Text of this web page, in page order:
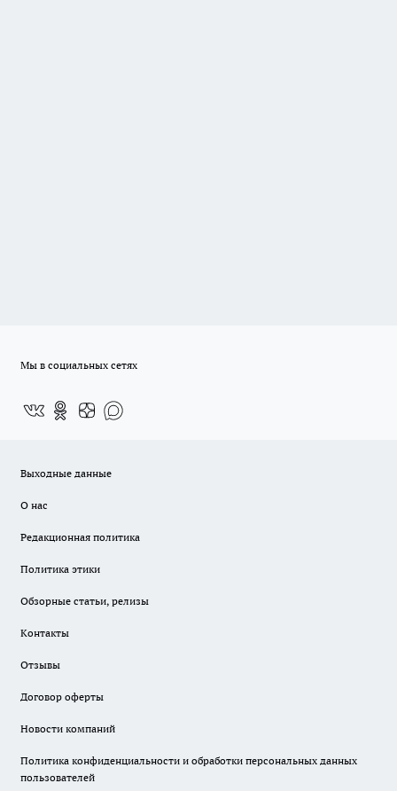
Мы в социальных сетях
Выходные данные
О нас
Редакционная политика
Политика этики
Обзорные статьи, релизы
Контакты
Отзывы
Договор оферты
Новости компаний
Политика конфиденциальности и обработки персональных данных
пользователей